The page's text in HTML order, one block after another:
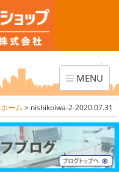
Toggle
navigation
MENU
ホーム > nishikoiwa-2-2020.07.31